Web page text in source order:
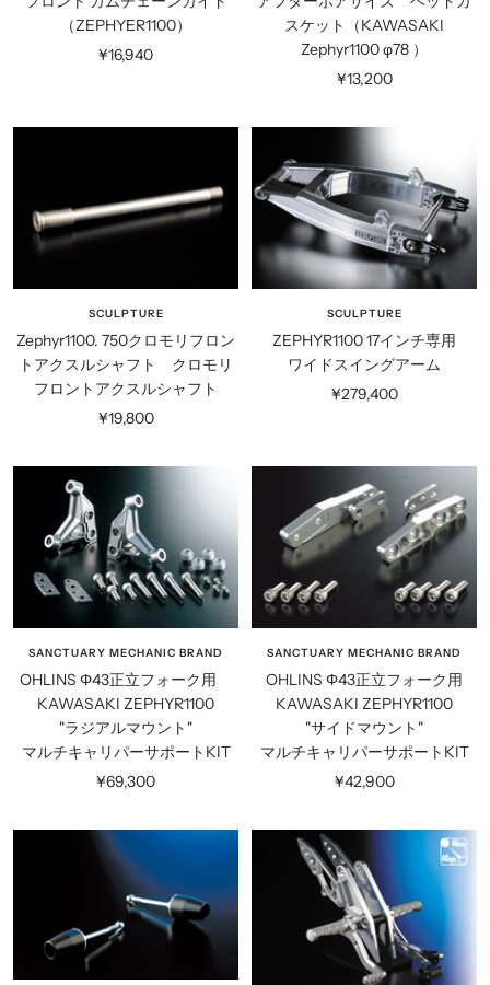
（ZEPHYER1100）
セ
価
¥16,940
スケット（KAWASAKI
Zephyr1100 φ78 ）
セ
ル
格
¥13,200
SCULPTURE
Zephyr1100. 750クロモリフロン
トアクスルシャフト クロモリ
フロントアクスルシャフト
セ
ル
格
¥19,800
SCULPTURE
ZEPHYR1100 17インチ専用
ワイドスイングアーム
セ
価
格
¥279,400
SANCTUARY MECHANIC BRAND
OHLINS Φ43正立フォーク用
KAWASAKI ZEPHYR1100
"ラジアルマウント"
マルチキャリパーサポートKIT
セ
ル
¥69,300
SANCTUARY MECHANIC BRAND
OHLINS Φ43正立フォーク用
KAWASAKI ZEPHYR1100
"サイドマウント"
マルチキャリパーサポートKIT
セ
ル
価
格
¥42,900